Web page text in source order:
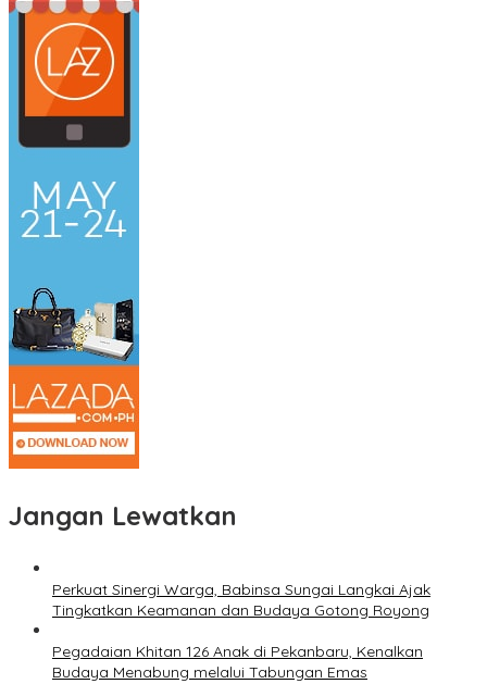
Jangan Lewatkan
Perkuat Sinergi Warga, Babinsa Sungai Langkai Ajak
Tingkatkan Keamanan dan Budaya Gotong Royong
Pegadaian Khitan 126 Anak di Pekanbaru, Kenalkan
Budaya Menabung melalui Tabungan Emas